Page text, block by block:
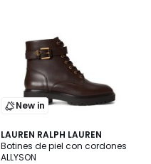
New in
LAUREN RALPH LAUREN
Botines de piel con cordones
ALLYSON